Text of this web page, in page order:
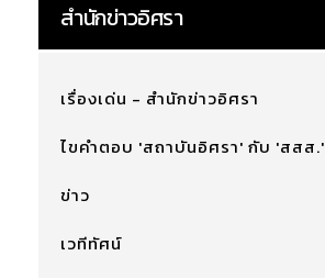
สำนักข่าวอิศรา
เรื่องเด่น - สำนักข่าวอิศรา
ไขคำตอบ 'สถาบันอิศรา' กับ 'สสส.'
ข่าว
เวทีทัศน์